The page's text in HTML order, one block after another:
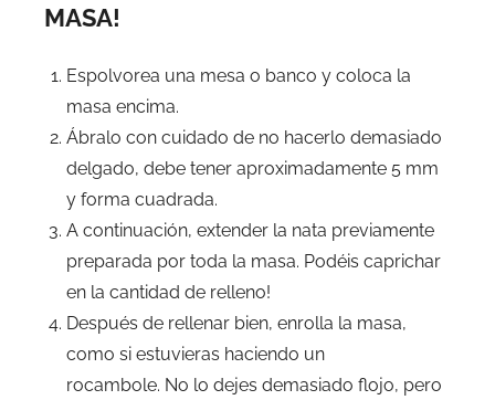
MASA!
Espolvorea una mesa o banco y coloca la
masa encima.
Ábralo con cuidado de no hacerlo demasiado
delgado, debe tener aproximadamente 5 mm
y forma cuadrada.
A continuación, extender la nata previamente
preparada por toda la masa. Podéis caprichar
en la cantidad de relleno!
Después de rellenar bien, enrolla la masa,
como si estuvieras haciendo un
rocambole. No lo dejes demasiado flojo, pero